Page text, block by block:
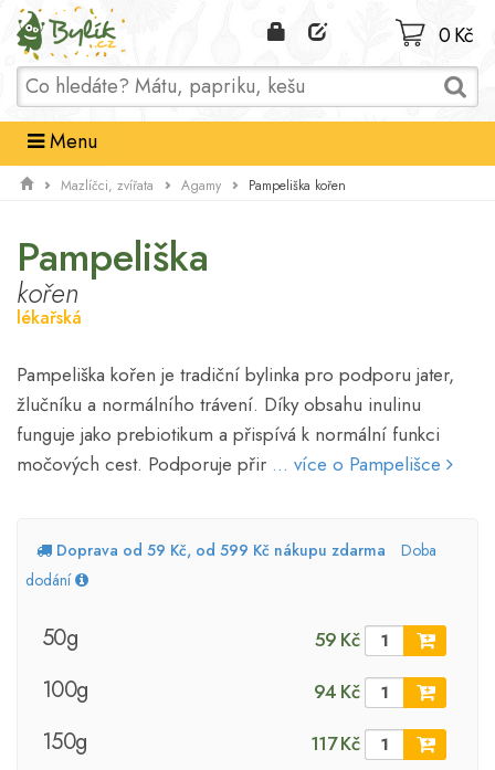
Domů
0 Kč
Menu
Mazlíčci, zvířata Agamy Pampeliška kořen
Pampeliška
kořen
lékařská
Pampeliška kořen je tradiční bylinka pro podporu jater,
žlučníku a normálního trávení. Díky obsahu inulinu
funguje jako prebiotikum a přispívá k normální funkci
močových cest. Podporuje přir ... více o Pampelišce
Doprava od 59 Kč, od 599 Kč nákupu zdarma
Doba
dodání
50g 59 Kč
100g 94 Kč
150g 117 Kč